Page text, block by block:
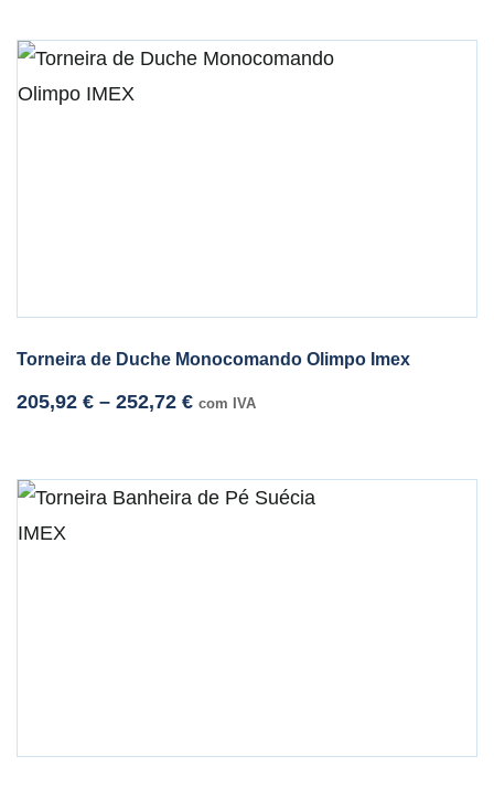
Torneira de Duche Monocomando Olimpo Imex
205,92 € – 252,72 € com IVA